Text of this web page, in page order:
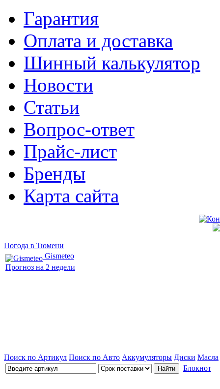
Гарантия
Оплата и доставка
Шинный калькулятор
Новости
Статьи
Вопрос-ответ
Прайс-лист
Бренды
Карта сайта
Погода в Тюмени
Gismeteo
Прогноз на 2 недели
Поиск по Артикул Поиск по Авто Аккумуляторы Диски Масла
Блокнот